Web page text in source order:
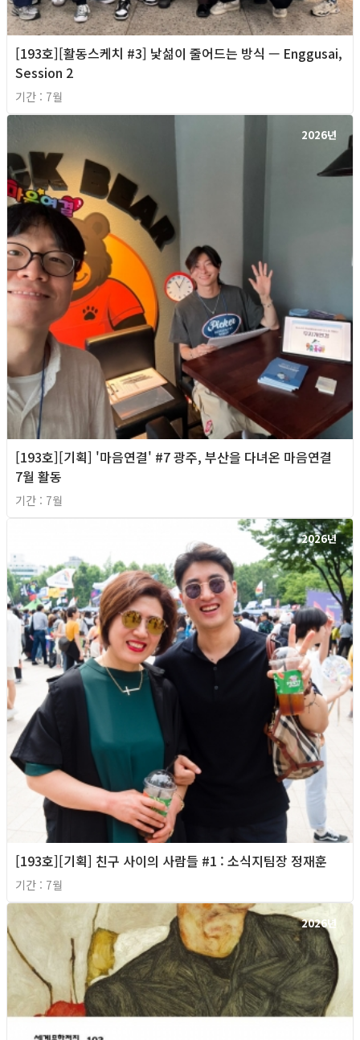
[193호][활동스케치 #3] 낯섦이 줄어드는 방식 — Enggusai,
Session 2
기간 : 7월
2026년
[193호][기획] '마음연결' #7 광주, 부산을 다녀온 마음연결
7월 활동
기간 : 7월
2026년
[193호][기획] 친구 사이의 사람들 #1 : 소식지팀장 정재훈
기간 : 7월
2026년